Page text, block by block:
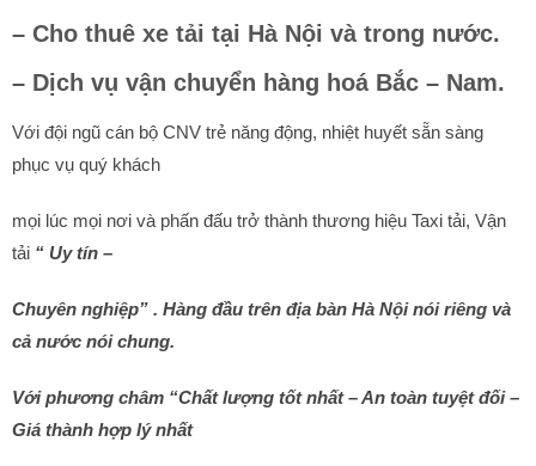
– Cho thuê xe tải tại Hà Nội và trong nước.
– Dịch vụ vận chuyển hàng hoá Bắc – Nam.
Với đội ngũ cán bộ CNV trẻ năng động, nhiệt huyết sẵn sàng
phục vụ quý khách
mọi lúc mọi nơi và phấn đấu trở thành thương hiệu Taxi tải, Vận
tải “ Uy tín –
Chuyên nghiệp” . Hàng đầu trên địa bàn Hà Nội nói riêng và
cả nước nói chung.
Với phương châm “Chất lượng tốt nhất – An toàn tuyệt đối –
Giá thành hợp lý nhất